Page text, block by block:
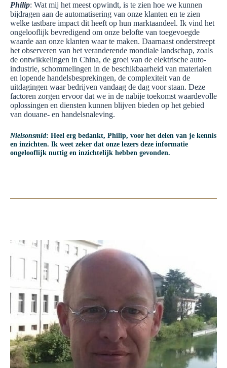
Philip: Wat mij het meest opwindt, is te zien hoe we kunnen
bijdragen aan de automatisering van onze klanten en te zien
welke tastbare impact dit heeft op hun marktaandeel. Ik vind het
ongelooflijk bevredigend om onze belofte van toegevoegde
waarde aan onze klanten waar te maken. Daarnaast onderstreept
het observeren van het veranderende mondiale landschap, zoals
de ontwikkelingen in China, de groei van de elektrische auto-
industrie, schommelingen in de beschikbaarheid van materialen
en lopende handelsbesprekingen, de complexiteit van de
uitdagingen waar bedrijven vandaag de dag voor staan. Deze
factoren zorgen ervoor dat we in de nabije toekomst waardevolle
oplossingen en diensten kunnen blijven bieden op het gebied
van douane- en handelsnaleving.
Nielsonsmid: Heel erg bedankt, Philip, voor het delen van je kennis
en inzichten. Ik weet zeker dat onze lezers deze informatie
ongelooflijk nuttig en inzichtelijk hebben gevonden.